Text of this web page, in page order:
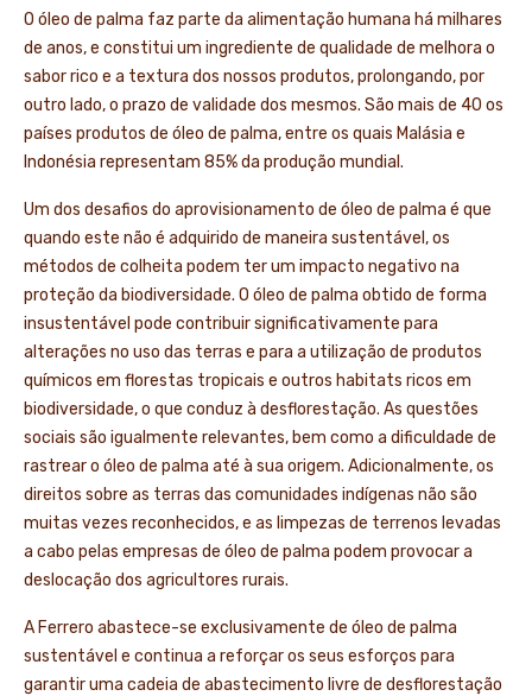
O óleo de palma faz parte da alimentação humana há milhares
de anos, e constitui um ingrediente de qualidade de melhora o
sabor rico e a textura dos nossos produtos, prolongando, por
outro lado, o prazo de validade dos mesmos. São mais de 40 os
países produtos de óleo de palma, entre os quais Malásia e
Indonésia representam 85% da produção mundial.
Um dos desafios do aprovisionamento de óleo de palma é que
quando este não é adquirido de maneira sustentável, os
métodos de colheita podem ter um impacto negativo na
proteção da biodiversidade. O óleo de palma obtido de forma
insustentável pode contribuir significativamente para
alterações no uso das terras e para a utilização de produtos
químicos em florestas tropicais e outros habitats ricos em
biodiversidade, o que conduz à desflorestação. As questões
sociais são igualmente relevantes, bem como a dificuldade de
rastrear o óleo de palma até à sua origem. Adicionalmente, os
direitos sobre as terras das comunidades indígenas não são
muitas vezes reconhecidos, e as limpezas de terrenos levadas
a cabo pelas empresas de óleo de palma podem provocar a
deslocação dos agricultores rurais.
A Ferrero abastece-se exclusivamente de óleo de palma
sustentável e continua a reforçar os seus esforços para
garantir uma cadeia de abastecimento livre de desflorestação